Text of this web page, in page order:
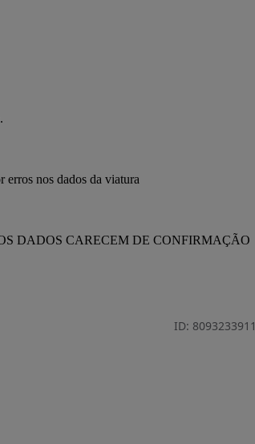
erros nos dados da viatura
DADOS CARECEM DE CONFIRMAÇÃO
ID: 8093233911